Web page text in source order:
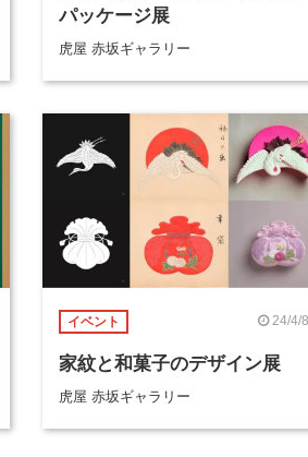
パッケージ展
虎屋 赤坂ギャラリー
イベント 24/4/8
家紋と和菓子のデザイン展
虎屋 赤坂ギャラリー